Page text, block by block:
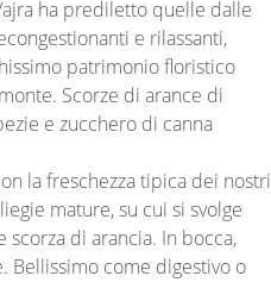
ha prediletto quelle dalle
e rilassanti,
patrimonio floristico
Scorze di arance di
e zucchero di canna
la freschezza tipica dei nostri
mature, su cui si svolge
scorza di arancia. In bocca,
Bellissimo come digestivo o